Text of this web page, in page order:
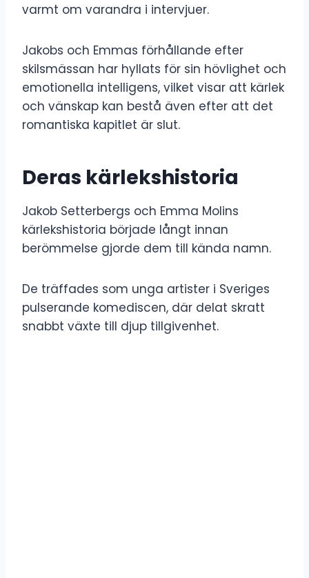
varmt om varandra i intervjuer.
Jakobs och Emmas förhållande efter
skilsmässan har hyllats för sin hövlighet och
emotionella intelligens, vilket visar att kärlek
och vänskap kan bestå även efter att det
romantiska kapitlet är slut.
Deras kärlekshistoria
Jakob Setterbergs och Emma Molins
kärlekshistoria började långt innan
berömmelse gjorde dem till kända namn.
De träffades som unga artister i Sveriges
pulserande komediscen, där delat skratt
snabbt växte till djup tillgivenhet.